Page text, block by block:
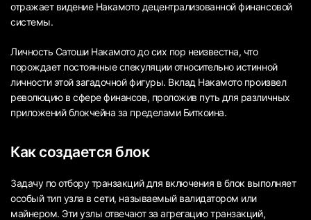
отражает видение Накамото децентрализованной финансовой
системы.
Личность Сатоши Накамото до сих пор неизвестна, что
порождает постоянные спекуляции относительно истинной
личности этой загадочной фигуры. Вклад Накамото произвел
революцию в сфере финансов, проложив путь для различных
приложений блокчейна за пределами Биткоина.
Как создается блок
Задачу по отбору транзакций для включения в блок выполняет
особый тип узла в сети, называемый валидатором или
майнером. Эти узлы отвечают за агрегацию транзакций,